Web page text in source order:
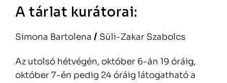
A tárlat kurátorai:
Simona Bartolena / Süli-Zakar Szabolcs
Az utolsó hétvégén, október 6-án 19 óráig,
október 7-én pedig 24 óráig látogatható a